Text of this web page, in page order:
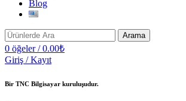
Blog
Arama
0 öğeler / 0.00₺
Giriş / Kayıt
Bir TNC Bilgisayar kuruluşudur.